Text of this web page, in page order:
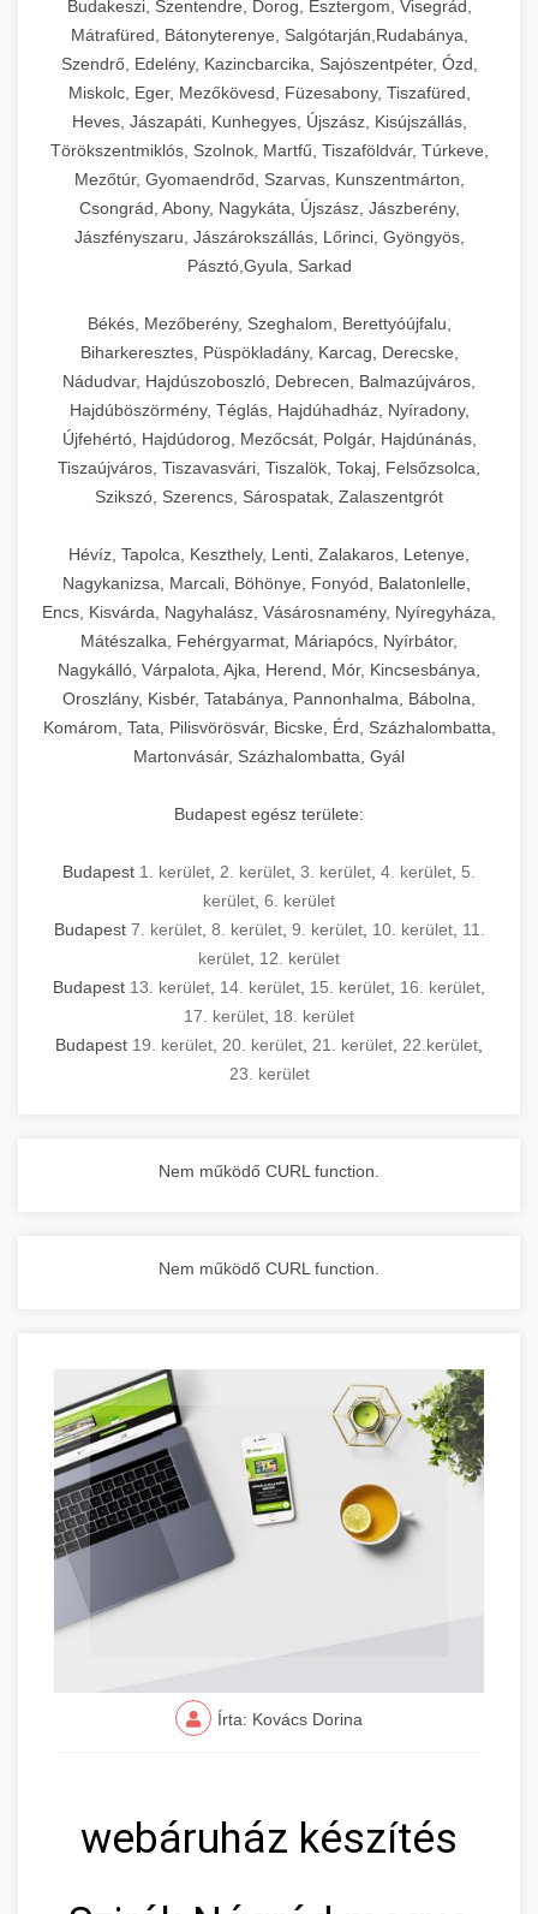
Budakeszi, Szentendre, Dorog, Esztergom, Visegrád,
Mátrafüred, Bátonyterenye, Salgótarján,Rudabánya,
Szendrő, Edelény, Kazincbarcika, Sajószentpéter, Ózd,
Miskolc, Eger, Mezőkövesd, Füzesabony, Tiszafüred,
Heves, Jászapáti, Kunhegyes, Újszász, Kisújszállás,
Törökszentmiklós, Szolnok, Martfű, Tiszaföldvár, Túrkeve,
Mezőtúr, Gyomaendrőd, Szarvas, Kunszentmárton,
Csongrád, Abony, Nagykáta, Újszász, Jászberény,
Jászfényszaru, Jászárokszállás, Lőrinci, Gyöngyös,
Pásztó,Gyula, Sarkad
Békés, Mezőberény, Szeghalom, Berettyóújfalu,
Biharkeresztes, Püspökladány, Karcag, Derecske,
Nádudvar, Hajdúszoboszló, Debrecen, Balmazújváros,
Hajdúböszörmény, Téglás, Hajdúhadház, Nyíradony,
Újfehértó, Hajdúdorog, Mezőcsát, Polgár, Hajdúnánás,
Tiszaújváros, Tiszavasvári, Tiszalök, Tokaj, Felsőzsolca,
Szikszó, Szerencs, Sárospatak, Zalaszentgrót
Hévíz, Tapolca, Keszthely, Lenti, Zalakaros, Letenye,
Nagykanizsa, Marcali, Böhönye, Fonyód, Balatonlelle,
Encs, Kisvárda, Nagyhalász, Vásárosnamény, Nyíregyháza,
Mátészalka, Fehérgyarmat, Máriapócs, Nyírbátor,
Nagykálló, Várpalota, Ajka, Herend, Mór, Kincsesbánya,
Oroszlány, Kisbér, Tatabánya, Pannonhalma, Bábolna,
Komárom, Tata, Pilisvörösvár, Bicske, Érd, Százhalombatta,
Martonvásár, Százhalombatta, Gyál
Budapest egész területe:
Budapest 1. kerület 2. kerület 3. kerület 4. kerület 5.
kerület 6. kerület
Budapest 7. kerület, 8. kerület, 9. kerület, 10. kerület, 11.
kerület 12. kerület
Budapest 13. kerület 14. kerület 15. kerület 16. kerület
17. kerület 18. kerület
Budapest 19. kerület 20. kerület 21. kerület 22.kerület
23. kerület
Nem működő CURL function.
Nem működő CURL function.
Írta: Kovács Dorina
webáruház készítés